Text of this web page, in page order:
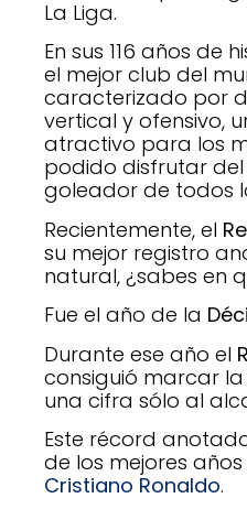
La Liga.
En sus 116 años de
el mejor club del
caracterizado por
vertical y ofensivo,
atractivo para los
podido disfrutar
goleador de todos
Recientemente, el
su mejor registro
natural, ¿sabes en
Fue el año de la
Durante ese año el
consiguió marcar la
una cifra sólo al
Este récord
de los mejores
Cristiano Ronaldo.